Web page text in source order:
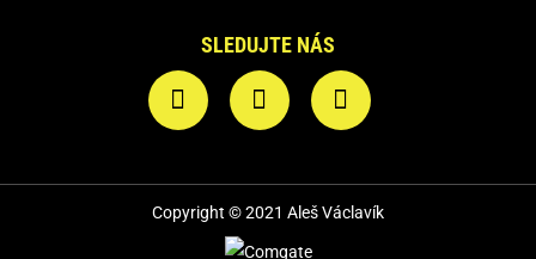
SLEDUJTE NÁS
Copyright © 2021 Aleš Václavík